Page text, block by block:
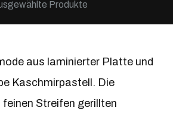
Produkte
aus laminierter Platte und
Kaschmirpastell. Die
Streifen gerillten